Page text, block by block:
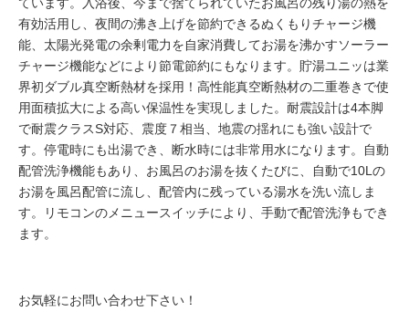
有効活用し、夜間の沸き上げを節約できるぬくもりチャージ機
能、太陽光発電の余剰電力を自家消費してお湯を沸かすソーラー
チャージ機能などにより節電節約にもなります。貯湯ユニッは業
界初ダブル真空断熱材を採用！高性能真空断熱材の二重巻きで使
用面積拡大による高い保温性を実現しました。耐震設計は4本脚
で耐震クラスS対応、震度７相当、地震の揺れにも強い設計で
す。停電時にも出湯でき、断水時には非常用水になります。自動
配管洗浄機能もあり、お風呂のお湯を抜くたびに、自動で10Lの
お湯を風呂配管に流し、配管内に残っている湯水を洗い流しま
す。リモコンのメニュースイッチにより、手動で配管洗浄もでき
ます。
お気軽にお問い合わせ下さい！